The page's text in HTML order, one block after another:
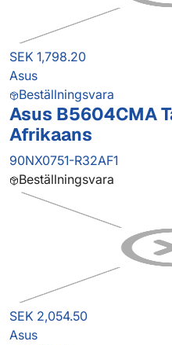
SEK 1,798.20
Asus
Beställningsvara
Asus B5604CMA
Afrikaans
90NX0751-R32AF1
Beställningsvara
SEK 2,054.50
Asus